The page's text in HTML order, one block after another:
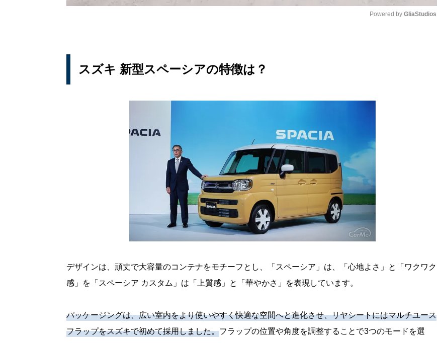
Powered by GliaStudios
スズキ 新型スペーシアの特徴は？
デザインは、頑丈で大容量のコンテナをモチーフとし、「スペーシア」は、「心地よさ」と「ワクワク
感」を「スペーシア カスタム」は「上質感」と「華やかさ」を表現しています。
パッケージングは、広い室内をより使いやすく快適な空間へと進化させ、リヤシートにはマルチユース
フラップをスズキで初めて採用しました。フラップの位置や角度を調整することで3つのモードを選